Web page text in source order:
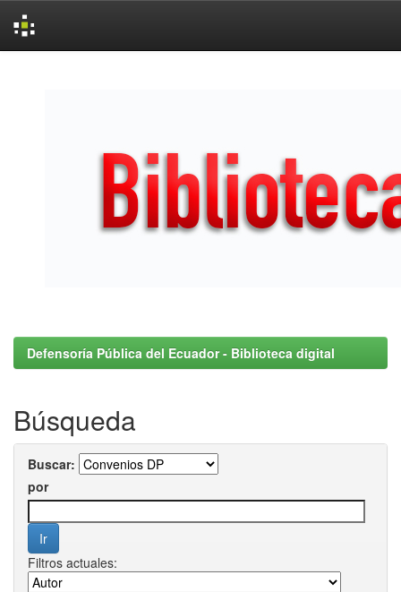
Defensoría Pública del Ecuador - Biblioteca digital
Búsqueda
Buscar:
por
Filtros actuales: